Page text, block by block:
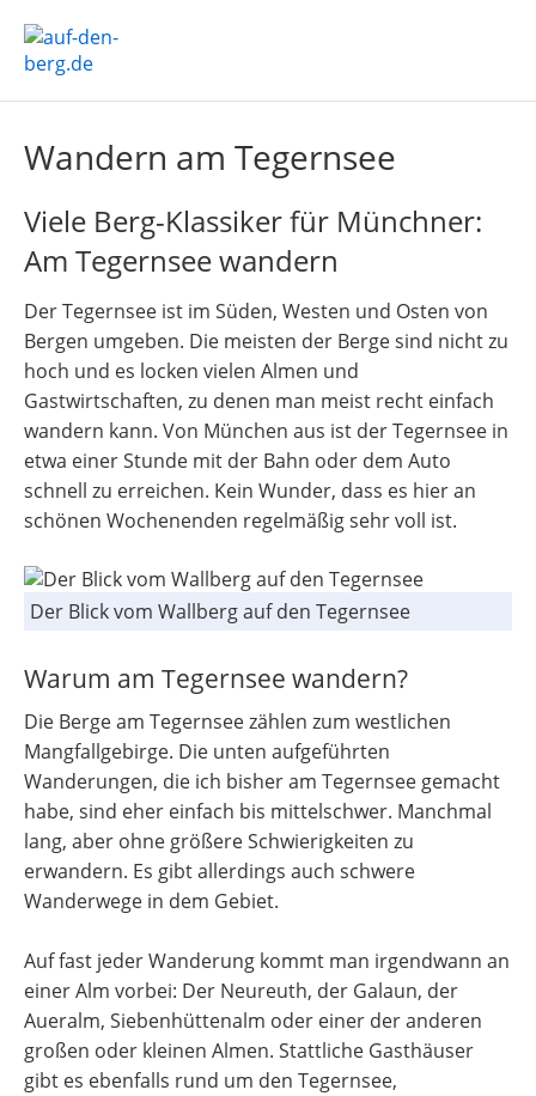
Wandern am Tegernsee
Viele Berg-Klassiker für Münchner:
Am Tegernsee wandern
Der Tegernsee ist im Süden, Westen und Osten von
Bergen umgeben. Die meisten der Berge sind nicht zu
hoch und es locken vielen Almen und
Gastwirtschaften, zu denen man meist recht einfach
wandern kann. Von München aus ist der Tegernsee in
etwa einer Stunde mit der Bahn oder dem Auto
schnell zu erreichen. Kein Wunder, dass es hier an
schönen Wochenenden regelmäßig sehr voll ist.
Der Blick vom Wallberg auf den Tegernsee
Warum am Tegernsee wandern?
Die Berge am Tegernsee zählen zum westlichen
Mangfallgebirge. Die unten aufgeführten
Wanderungen, die ich bisher am Tegernsee gemacht
habe, sind eher einfach bis mittelschwer. Manchmal
lang, aber ohne größere Schwierigkeiten zu
erwandern. Es gibt allerdings auch schwere
Wanderwege in dem Gebiet.
Auf fast jeder Wanderung kommt man irgendwann an
einer Alm vorbei: Der Neureuth, der Galaun, der
Aueralm, Siebenhüttenalm oder einer der anderen
großen oder kleinen Almen. Stattliche Gasthäuser
gibt es ebenfalls rund um den Tegernsee,